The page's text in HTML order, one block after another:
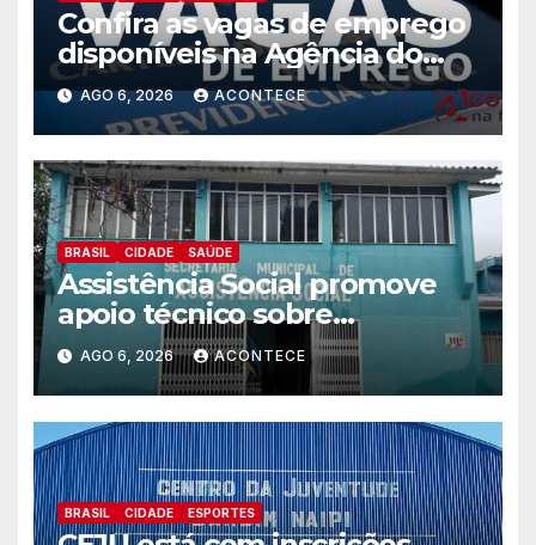
Confira as vagas de emprego
disponíveis na Agência do
Trabalhador
AGO 6, 2026 ACONTECE
BRASIL CIDADE SAÚDE
Assistência Social promove
apoio técnico sobre
preparação e resposta a
situações de emergência e
calamidade pública
AGO 6, 2026 ACONTECE
BRASIL CIDADE ESPORTES